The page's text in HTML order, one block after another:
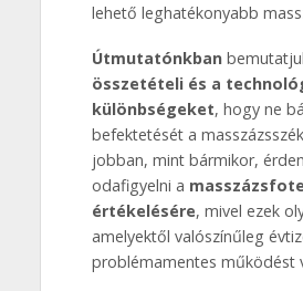
lehető leghatékonyabb
Útmutatónkban
összetételi és a
különbségeket, hogy ne
befektetését a
jobban, mint bármikor,
odafigyelni a
értékelésére, mivel ezek
amelyektől valószínűleg
problémamentes működést